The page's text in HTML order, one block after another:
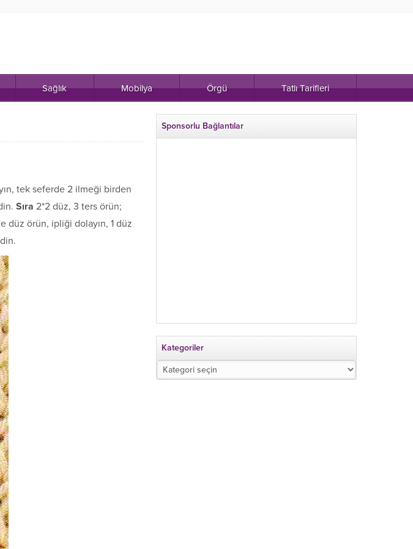
Sağlık Mobilya Örgü Tatlı Tarifleri
tek seferde 2 ilmeği birden
Sıra 2*2 düz, 3 ters örün;
düz örün, ipliği dolayın, 1 düz
Sponsorlu Bağlantılar
Kategoriler
Kategoriler